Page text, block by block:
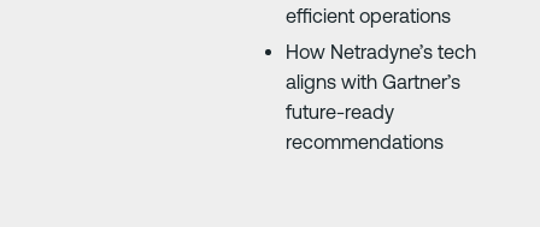
efficient operations
How Netradyne’s tech
aligns with Gartner’s
future-ready
recommendations